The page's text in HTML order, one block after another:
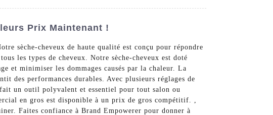
Prix Maintenant !
sèche-cheveux de haute qualité est conçu pour répondre
les types de cheveux. Notre sèche-cheveux est doté
et minimiser les dommages causés par la chaleur. La
des performances durables. Avec plusieurs réglages de
un outil polyvalent et essentiel pour tout salon ou
en gros est disponible à un prix de gros compétitif. ,
Faites confiance à Brand Empowerer pour donner à